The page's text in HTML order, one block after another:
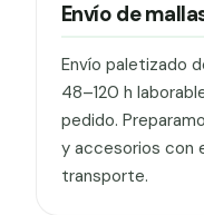
Envío de
Envío paletizado
48–120 h
pedido.
y accesorios con
transporte.